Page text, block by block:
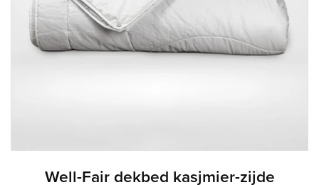
Well-Fair dekbed kasjmier-zijde